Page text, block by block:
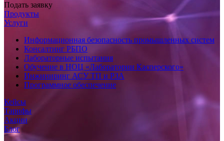
Подать заявку
Продукты
Услуги
Информационная безопасность промышленных систем
Консалтинг РБПО
Лабораторные испытания
Обучение в НОЦ «Лаборатории Касперского»
Инжиниринг АСУ ТП и РЗА
Программное обеспечение
Кейсы
Тарифы
Акции
Блог